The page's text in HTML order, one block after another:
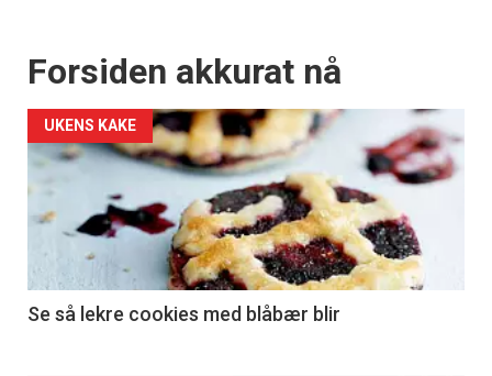
Forsiden akkurat nå
UKENS KAKE
Se så lekre cookies med blåbær blir